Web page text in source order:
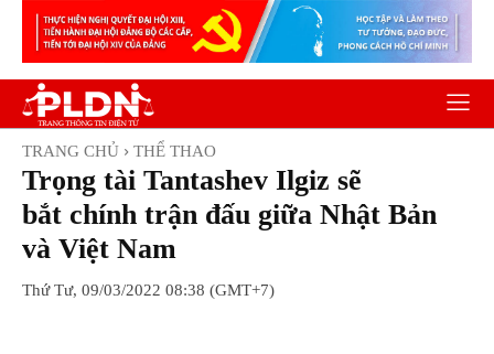
TRANG CHỦ THỂ THAO
Trọng tài Tantashev Ilgiz sẽ
bắt chính trận đấu giữa Nhật Bản
và Việt Nam
Thứ Tư, 09/03/2022 08:38 (GMT+7)